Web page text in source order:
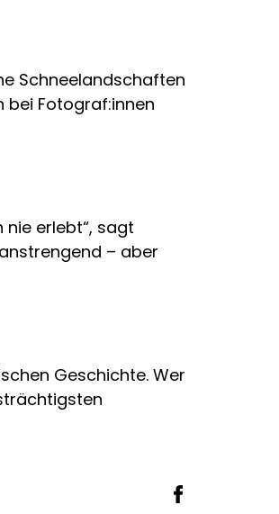
Schneelandschaften
bei Fotograf:innen
erlebt“, sagt
– aber
Geschichte. Wer